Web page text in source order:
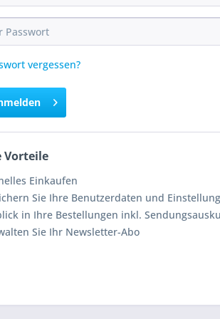
vergessen?
Vorteile
Einkaufen
Sie Ihre Benutzerdaten und
in Ihre Bestellungen inkl.
Sie Ihr Newsletter-Abo